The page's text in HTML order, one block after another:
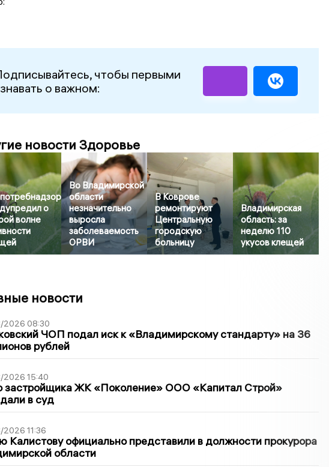
чтобы первыми
о важном:
новости Здоровье
о
волне
Во Владимирской
области
незначительно
выросла
заболеваемость
ОРВИ
В Коврове
ремонтируют
Центральную
городскую
больницу
Владимирская
область: за
неделю 110
укусов клещей
новости
2026 08:30
ЧОП подал иск к «Владимирскому стандарту» на 36
рублей
15:40
застройщика ЖК «Поколение» ООО «Капитал Строй»
в суд
11:36
Калистову официально представили в должности прокурора
области